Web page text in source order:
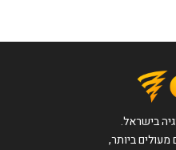
בישראל.
ביותר,